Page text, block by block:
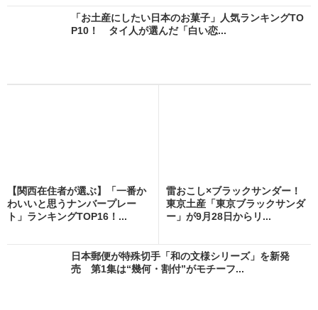
「お土産にしたい日本のお菓子」人気ランキングTO
P10！ タイ人が選んだ「白い恋...
【関西在住者が選ぶ】「一番か
わいいと思うナンバープレー
ト」ランキングTOP16！...
雷おこし×ブラックサンダー！
東京土産「東京ブラックサンダ
ー」が9月28日からリ...
日本郵便が特殊切手「和の文様シリーズ」を新発
売 第1集は“幾何・割付”がモチーフ...